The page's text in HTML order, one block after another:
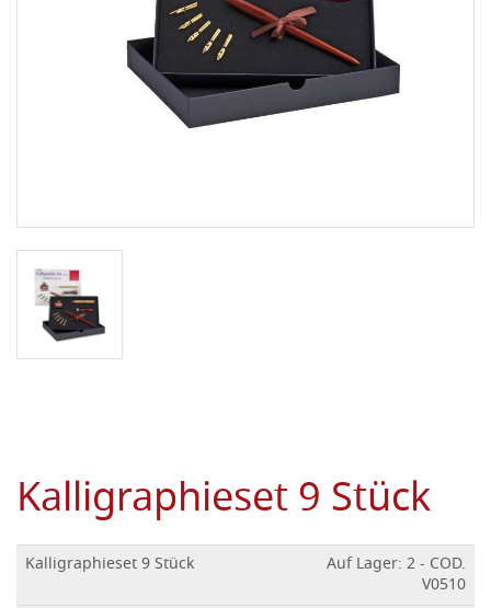
Kalligraphieset 9 Stück
Kalligraphieset 9 Stück
Auf Lager: 2 - COD.
V0510